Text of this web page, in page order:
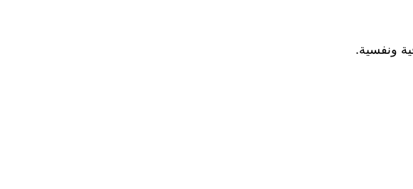
ونفسية.